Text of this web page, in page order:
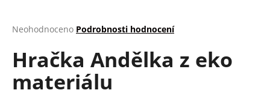
Průměrné
produktu
je
Neohodnoceno Podrobnosti hodnocení
Hračka Andělka z eko
materiálu
j
t
?